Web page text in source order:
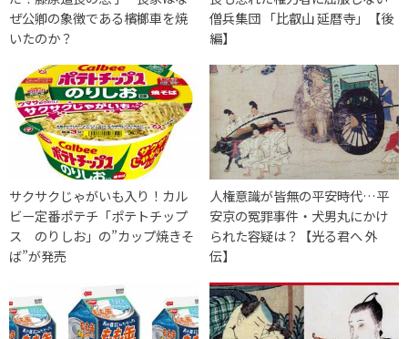
ぜ公卿の象徴である檳榔車を焼
いたのか？
僧兵集団 「比叡山 延暦寺」【後
編】
サクサクじゃがいも入り！カル
ビー定番ポテチ「ポテトチップ
ス のりしお」の”カップ焼きそ
ば”が発売
人権意識が皆無の平安時代…平
安京の冤罪事件・犬男丸にかけ
られた容疑は？【光る君へ 外
伝】